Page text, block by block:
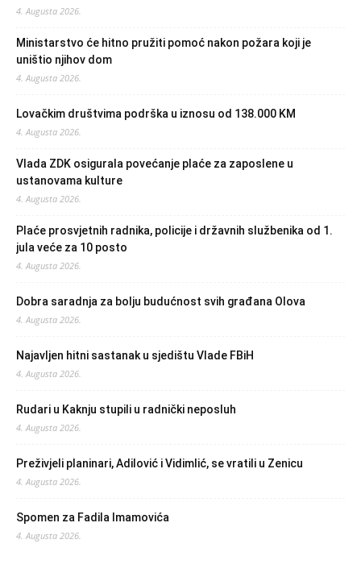
4. Augusta 2026.
Ministarstvo će hitno pružiti pomoć nakon požara koji je
uništio njihov dom
4. Augusta 2026.
Lovačkim društvima podrška u iznosu od 138.000 KM
4. Augusta 2026.
Vlada ZDK osigurala povećanje plaće za zaposlene u
ustanovama kulture
4. Augusta 2026.
Plaće prosvjetnih radnika, policije i državnih službenika od 1.
jula veće za 10 posto
4. Augusta 2026.
Dobra saradnja za bolju budućnost svih građana Olova
4. Augusta 2026.
Najavljen hitni sastanak u sjedištu Vlade FBiH
4. Augusta 2026.
Rudari u Kaknju stupili u radnički neposluh
4. Augusta 2026.
Preživjeli planinari, Adilović i Vidimlić, se vratili u Zenicu
4. Augusta 2026.
Spomen za Fadila Imamovića
4. Augusta 2026.